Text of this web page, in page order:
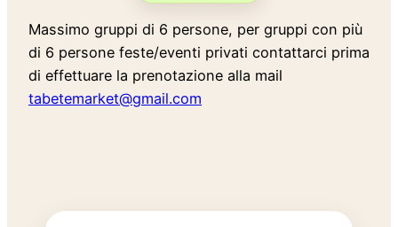
Massimo gruppi di 6 persone, per gruppi con più
di 6 persone feste/eventi privati contattarci prima
di effettuare la prenotazione alla mail
tabetemarket@gmail.com